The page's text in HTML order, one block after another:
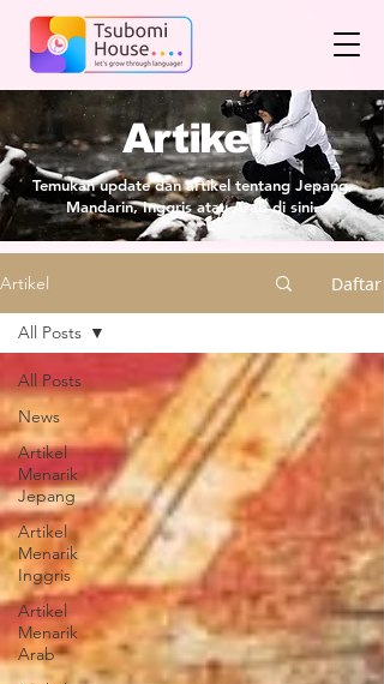
Artikel
Temukan update dan artikel tentang Jepang,
Mandarin, Inggris atau Arab di sini.
Artikel Daftar
All Posts
News
Artikel
Menarik
Jepang
Artikel
Menarik
Inggris
Artikel
Menarik
Arab
All Posts